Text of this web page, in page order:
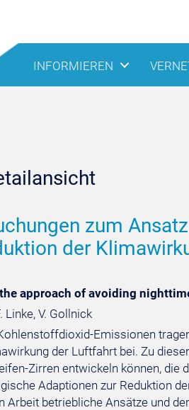
INFORMIEREN
zum
der
approach of avoiding
Linke, V. Gollnick
Emissionen
der Luftfahrt bei. Zu
Zirren entwickeln können, die
Adaptionen zur Reduktion
Arbeit betriebliche Ansätze und